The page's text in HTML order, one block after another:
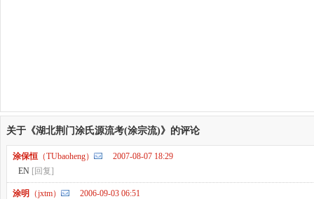
关于《湖北荆门涂氏源流考(涂宗流)》的评论
涂保恒 （TUbaoheng）
2007-08-07 18:29
EN [回复]
涂明 （jxtm）
2006-09-03 06:51